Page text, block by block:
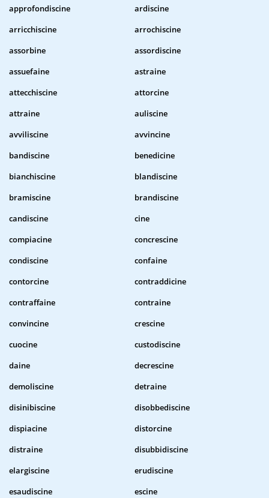
approfondiscine
ardiscine
arricchiscine
arrochiscine
assorbine
assordiscine
assuefaine
astraine
attecchiscine
attorcine
attraine
auliscine
avviliscine
avvincine
bandiscine
benedicine
bianchiscine
blandiscine
bramiscine
brandiscine
candiscine
cine
compiacine
concrescine
condiscine
confaine
contorcine
contraddicine
contraffaine
contraine
convincine
crescine
cuocine
custodiscine
daine
decrescine
demoliscine
detraine
disinibiscine
disobbediscine
dispiacine
distorcine
distraine
disubbidiscine
elargiscine
erudiscine
esaudiscine
escine